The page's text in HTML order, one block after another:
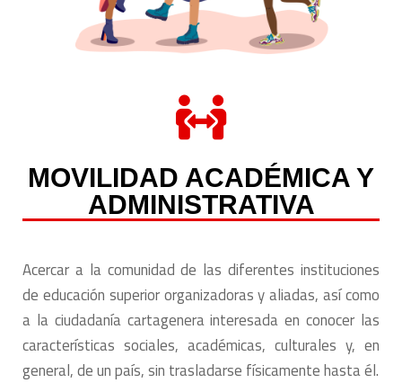
MOVILIDAD ACADÉMICA Y
ADMINISTRATIVA
Acercar a la comunidad de las diferentes instituciones
de educación superior organizadoras y aliadas, así como
a la ciudadanía cartagenera interesada en conocer las
características sociales, académicas, culturales y, en
general, de un país, sin trasladarse físicamente hasta él.